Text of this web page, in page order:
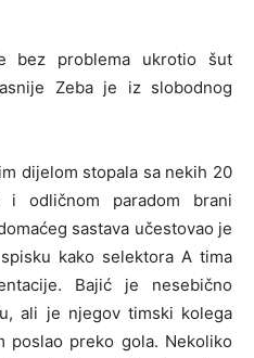
bez problema ukrotio šut
Zeba je iz slobodnog
dijelom stopala sa nekih 20
i odličnom paradom brani
sastava učestovao je
kako selektora A tima
Bajić je nesebično
ali je njegov timski kolega
poslao preko gola. Nekoliko